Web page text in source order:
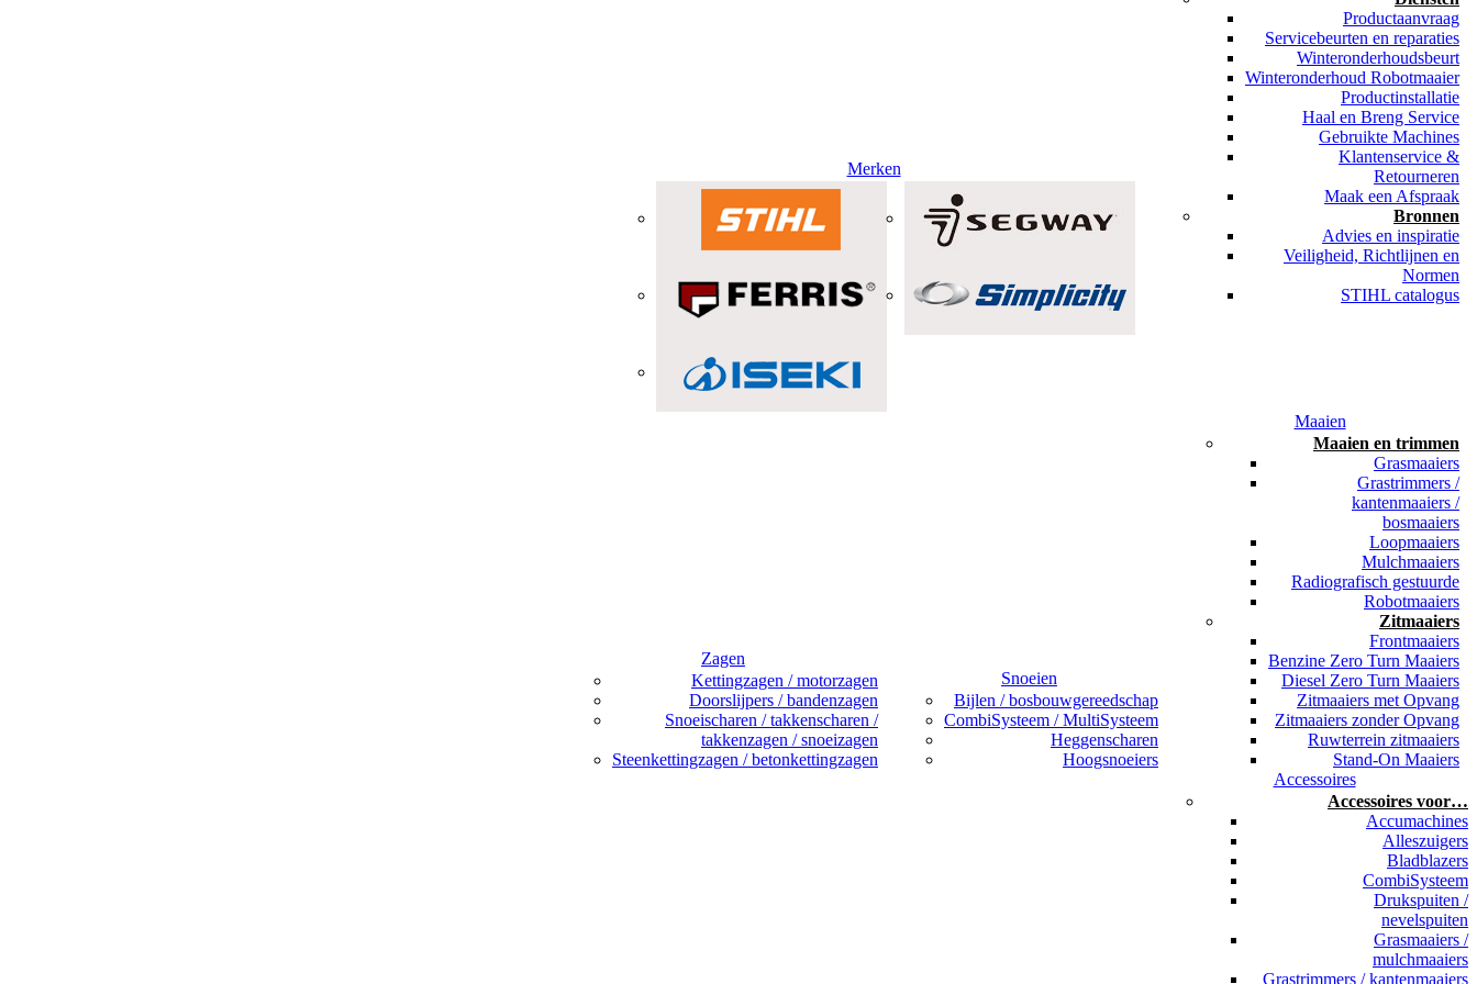
Merken
Productaanvraag
Servicebeurten en reparaties
Winteronderhoudsbeurt
Winteronderhoud Robotmaaier
Productinstallatie
Haal en Breng Service
Gebruikte Machines
Klantenservice &
Retourneren
Maak een Afspraak
Bronnen
Advies en inspiratie
Veiligheid, Richtlijnen en
Normen
STIHL catalogus
Zagen
Kettingzagen / motorzagen
Doorslijpers / bandenzagen
Snoeischaren / takkenscharen /
takkenzagen / snoeizagen
Steenkettingzagen / betonkettingzagen
Snoeien
Bijlen / bosbouwgereedschap
CombiSysteem / MultiSysteem
Heggenscharen
Hoogsnoeiers
Maaien
Maaien en trimmen
Grasmaaiers
Grastrimmers /
kantenmaaiers /
bosmaaiers
Loopmaaiers
Mulchmaaiers
Radiografisch gestuurde
Robotmaaiers
Zitmaaiers
Frontmaaiers
Benzine Zero Turn Maaiers
Diesel Zero Turn Maaiers
Zitmaaiers met Opvang
Zitmaaiers zonder Opvang
Ruwterrein zitmaaiers
Stand-On Maaiers
Accessoires
Accessoires voor…
Accumachines
Alleszuigers
Bladblazers
CombiSysteem
Drukspuiten /
nevelspuiten
Grasmaaiers /
mulchmaaiers
Grastrimmers / kantenmaaiers